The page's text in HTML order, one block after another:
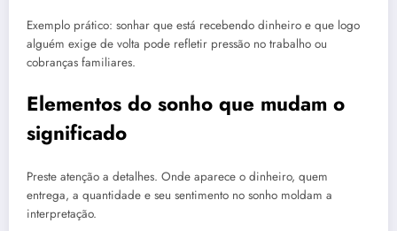
Exemplo prático: sonhar que está recebendo dinheiro e que logo
alguém exige de volta pode refletir pressão no trabalho ou
cobranças familiares.
Elementos do sonho que mudam o
significado
Preste atenção a detalhes. Onde aparece o dinheiro, quem
entrega, a quantidade e seu sentimento no sonho moldam a
interpretação.